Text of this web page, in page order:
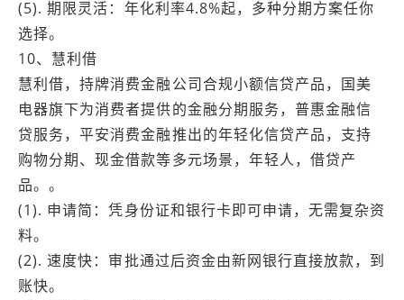
(5). 期限灵活：年化利率4.8%起，多种分期方案任你
选择。
10、慧利借
慧利借，持牌消费金融公司合规小额信贷产品，国美
电器旗下为消费者提供的金融分期服务，普惠金融信
贷服务，平安消费金融推出的年轻化信贷产品，支持
购物分期、现金借款等多元场景，年轻人，借贷产
品。。
(1). 申请简：凭身份证和银行卡即可申请，无需复杂资
料。
(2). 速度快：审批通过后资金由新网银行直接放款，到
账快。